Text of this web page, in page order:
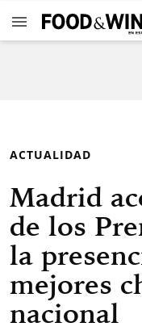
ACTUALIDAD
Madrid
de los
la
mejores
nacional